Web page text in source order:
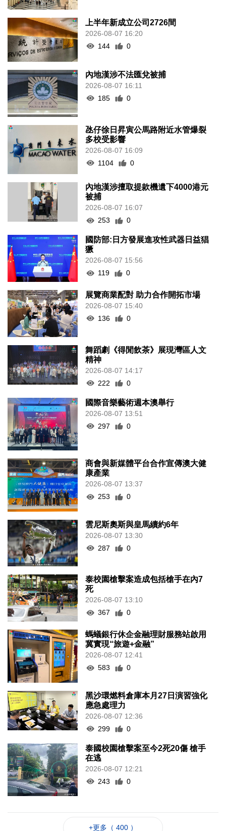
上半年新成立公司2726間
2026-08-07 16:20
144
0
內地漢涉不法匯兌被捕
2026-08-07 16:11
185
0
氹仔徐日昇寅公馬路附近水管爆裂
多校受影響
2026-08-07 16:09
1104
0
內地漢涉擅取提款機遺下4000港元
被捕
2026-08-07 16:07
253
0
國防部:日方發展進攻性武器日益猖
獗
2026-08-07 15:56
119
0
展覽商業配對 助力合作開拓市場
2026-08-07 15:40
136
0
舞蹈劇《得閒飲茶》展現灣區人文
精神
2026-08-07 14:17
222
0
國際音樂藝術週本澳舉行
2026-08-07 13:51
297
0
商會與新媒體平台合作宣傳澳大健
康產業
2026-08-07 13:37
253
0
雲尼斯奧斯與皇馬續約6年
2026-08-07 13:30
287
0
泰校園槍擊案造成包括槍手在內7
死
2026-08-07 13:10
367
0
螞蟻銀行休企金融理財服務站啟用
冀實現“旅遊+金融”
2026-08-07 12:41
583
0
黑沙環燃料倉庫本月27日演習強化
應急處理力
2026-08-07 12:36
299
0
泰國校園槍擊案至今2死20傷 槍手
在逃
2026-08-07 12:21
243
0
+更多（ 400 ）